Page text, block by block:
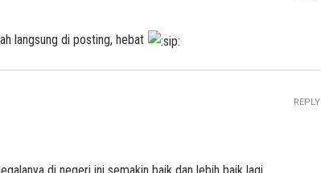
langsung di posting, hebat
REPLY